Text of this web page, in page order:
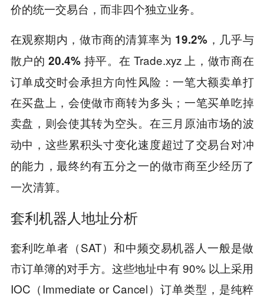
价的统一交易台，而非四个独立业务。
在观察期内，做市商的清算率为 19.2%，几乎与
散户的 20.4% 持平。 在 Trade.xyz 上，做市商在
订单成交时会承担方向性风险：一笔大额卖单打
在买盘上，会使做市商转为多头；一笔买单吃掉
卖盘，则会使其转为空头。 在三月原油市场的波
动中，这些累积头寸变化速度超过了交易台对冲
的能力，最终约有五分之一的做市商至少经历了
一次清算。
套利机器人地址分析
套利吃单者（SAT）和中频交易机器人一般是做
市订单簿的对手方。这些地址中有 90% 以上采用
IOC（Immediate or Cancel）订单类型，是纯粹